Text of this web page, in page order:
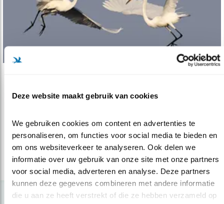
Deze website maakt gebruik van cookies
We gebruiken cookies om content en advertenties te
personaliseren, om functies voor social media te bieden en
om ons websiteverkeer te analyseren. Ook delen we
informatie over uw gebruik van onze site met onze partners
voor social media, adverteren en analyse. Deze partners
kunnen deze gegevens combineren met andere informatie
die u aan ze heeft verstrekt of die ze hebben verzameld op
Moerasvogelgebied pur sang
aantrekkelijk voor vogels.
lees meer